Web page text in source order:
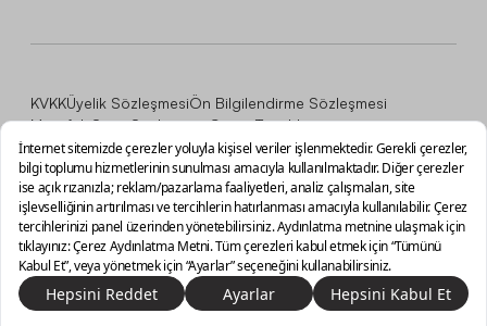
Sepete Ekle
0/3 ürün seçili
Vazgeç Karşılaştır
KVKKÜyelik SözleşmesiÖn Bilgilendirme Sözleşmesi
Mesafeli Satış SözleşmesiÇerez Tercihleri
Copyright © 2026, İNCİ MOBİLYA MALZEMELERİ TİCARET
VE SANAYİ A.Ş.